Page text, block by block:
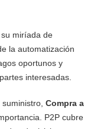
miríada de
la automatización
oportunos y
interesadas.
Compra a
P2P cubre